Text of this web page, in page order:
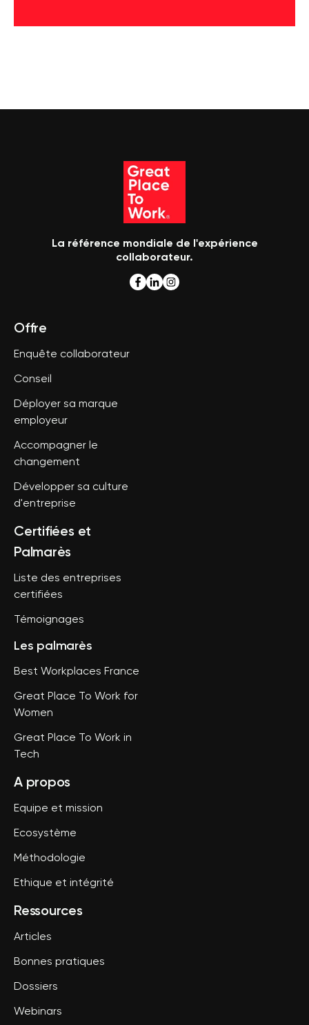
La référence mondiale de l'expérience
collaborateur.
Offre
Enquête collaborateur
Conseil
Déployer sa marque
employeur
Accompagner le
changement
Développer sa culture
d'entreprise
Certifiées et
Palmarès
Liste des entreprises
certifiées
Témoignages
Les palmarès
Best Workplaces France
Great Place To Work for
Women
Great Place To Work in
Tech
A propos
Equipe et mission
Ecosystème
Méthodologie
Ethique et intégrité
Ressources
Articles
Bonnes pratiques
Dossiers
Webinars